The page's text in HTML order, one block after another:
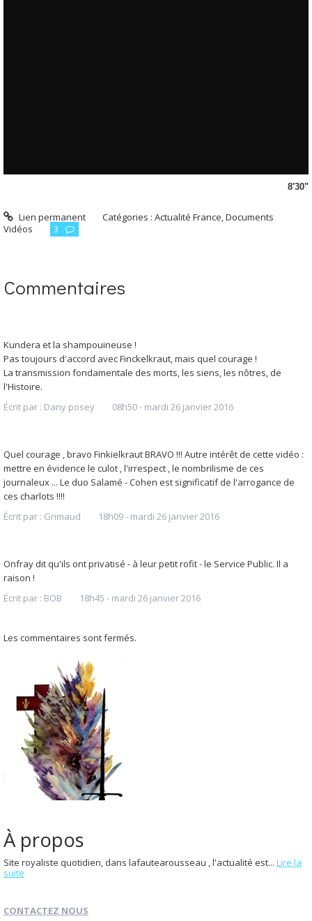
8'30"
Lien permanent Catégories :Actualité France ,Documents
Vidéos
3
Commentaires
Kundera et la shampouineuse !
Pas toujours d'accord avec Finckelkraut, mais quel courage !
La transmission fondamentale des morts, les siens, les nôtres, de
l'Histoire.
Écrit par : Dany posey 08h50- mardi 26 janvier 2016
Quel courage , bravo Finkielkraut BRAVO !!! Autre intérêt de cette vidéo :
mettre en évidence le culot , l'irrespect , le nombrilisme de ces
journaleux ... Le duo Salamé - Cohen est significatif de l'arrogance de
ces charlots !!!!
Écrit par : Grimaud 18h09- mardi 26 janvier 2016
Onfray dit qu'ils ont privatisé - à leur petit rofit - le Service Public. Il a
raison !
Écrit par : BOB 18h45 - mardi 26 janvier 2016
Les commentaires sont fermés.
À propos
Site royaliste quotidien, dans lafautearousseau , l'actualité est... Lire la
suite
CONTACTEZ NOUS